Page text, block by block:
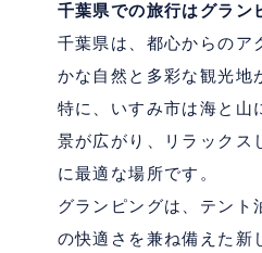
千葉県での旅行はグラン
千葉県は、都心からのア
かな自然と多彩な観光地
特に、いすみ市は海と山
景が広がり、リラックス
に最適な場所です。
グランピングは、テント
の快適さを兼ね備えた新